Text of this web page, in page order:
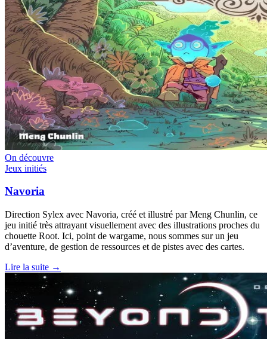
On découvre
Jeux initiés
Navoria
Direction Sylex avec Navoria, créé et illustré par Meng Chunlin, ce
jeu initié très attrayant visuellement avec des illustrations proches du
chouette Root. Ici, point de wargame, nous sommes sur un jeu
d’aventure, de gestion de ressources et de pistes avec des cartes.
Lire la suite →